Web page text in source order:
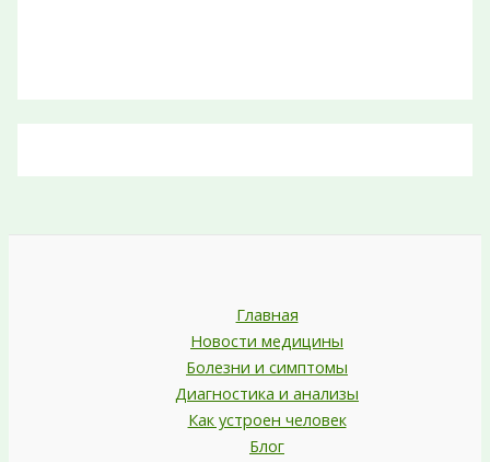
Главная
Новости медицины
Болезни и симптомы
Диагностика и анализы
Как устроен человек
Блог